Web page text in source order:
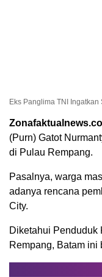
Eks Panglima TNI
(Purn) Gatot
di Pulau Rempang.
Pasalnya, warga
adanya rencana
City.
Diketahui Penduduk
Rempang, Batam ini